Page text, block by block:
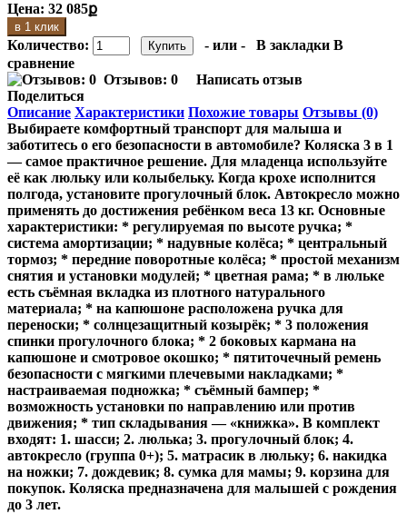
Цена: 32 085ք
в 1 клик
Количество: - или - В закладки В
сравнение
Отзывов: 0
Написать отзыв
Поделиться
Описание Характеристики Похожие товары Отзывы (0)
Выбираете комфортный транспорт для малыша и
заботитесь о его безопасности в автомобиле? Коляска 3 в 1
— самое практичное решение. Для младенца используйте
её как люльку или колыбельку. Когда крохе исполнится
полгода, установите прогулочный блок. Автокресло можно
применять до достижения ребёнком веса 13 кг. Основные
характеристики: * регулируемая по высоте ручка; *
система амортизации; * надувные колёса; * центральный
тормоз; * передние поворотные колёса; * простой механизм
снятия и установки модулей; * цветная рама; * в люльке
есть съёмная вкладка из плотного натурального
материала; * на капюшоне расположена ручка для
переноски; * солнцезащитный козырёк; * 3 положения
спинки прогулочного блока; * 2 боковых кармана на
капюшоне и смотровое окошко; * пятиточечный ремень
безопасности с мягкими плечевыми накладками; *
настраиваемая подножка; * съёмный бампер; *
возможность установки по направлению или против
движения; * тип складывания — «книжка». В комплект
входят: 1. шасси; 2. люлька; 3. прогулочный блок; 4.
автокресло (группа 0+); 5. матрасик в люльку; 6. накидка
на ножки; 7. дождевик; 8. сумка для мамы; 9. корзина для
покупок. Коляска предназначена для малышей с рождения
до 3 лет.